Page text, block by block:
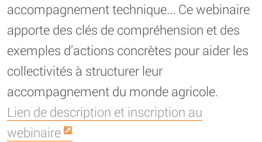
accompagnement technique... Ce webinaire
apporte des clés de compréhension et des
exemples d’actions concrètes pour aider les
collectivités à structurer leur
accompagnement du monde agricole.
Lien de description et inscription au
webinaire